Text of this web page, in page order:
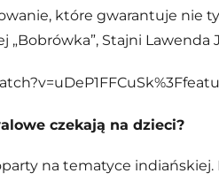
które gwarantuje nie
„Bobrówka”, Stajni
czekają na dzieci?
na tematyce